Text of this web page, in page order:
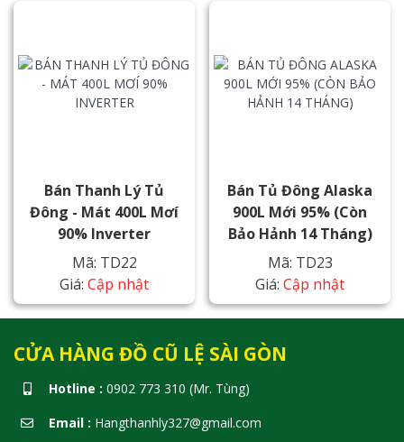
Bán Thanh Lý Tủ
Đông - Mát 400L Mơí
90% Inverter
Mã: TD22
Giá: Cập nhật
Bán Tủ Đông Alaska
900L Mới 95% (Còn
Bảo Hảnh 14 Tháng)
Mã: TD23
Giá: Cập nhật
CỬA HÀNG ĐỒ CŨ LỆ SÀI GÒN
Hotline : 0902 773 310 (Mr. Tùng)
Email : Hangthanhly327@gmail.com